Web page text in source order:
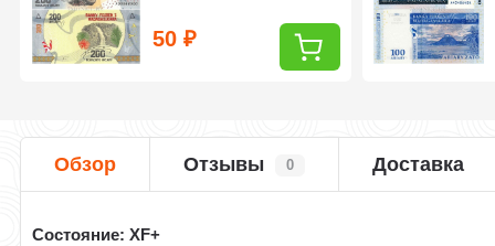
50₽
Обзор Отзывы 0 Доставка
Состояние: XF+